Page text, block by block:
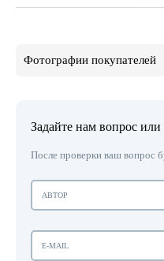
Фотографии покупателей
Задайте нам вопрос или
После проверки ваш вопрос